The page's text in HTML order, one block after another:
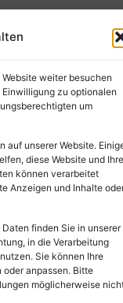
weiter besuchen
Einwilligung zu optionalen
um
auf unserer Website.
diese Website und Ihre
können verarbeitet
Anzeigen und Inhalte
finden Sie in unserer
in die Verarbeitung
Sie können Ihre
oder anpassen. Bitte
möglicherweise
reserved.
neuwied.de